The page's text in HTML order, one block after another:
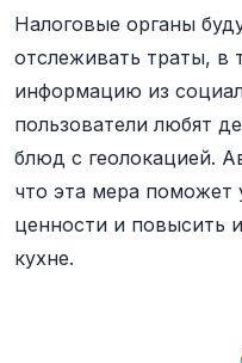
Налоговые органы
отслеживать траты, в
информацию из
пользователи любят
блюд с геолокацией.
что эта мера поможет
ценности и повысить
кухне.